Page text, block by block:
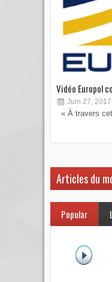
Vidéo Europol
Juin 27, 2017
« À travers
Articles du
Popular